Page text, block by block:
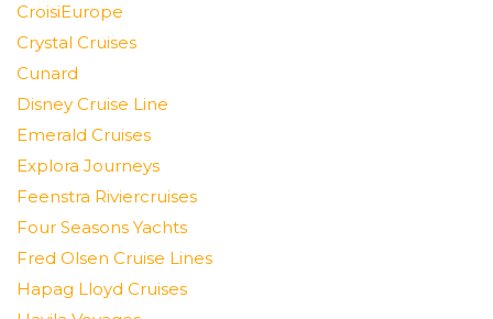
CroisiEurope
Crystal Cruises
Cunard
Disney Cruise Line
Emerald Cruises
Explora Journeys
Feenstra Riviercruises
Four Seasons Yachts
Fred Olsen Cruise Lines
Hapag Lloyd Cruises